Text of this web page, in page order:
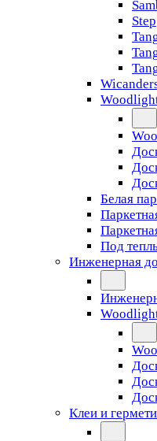
Step
Белая
Под
Инженерная
Клеи и